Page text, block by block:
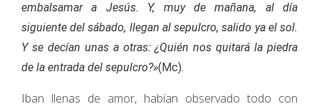
embalsamar a Jesús. Y, muy de mañana, al día
siguiente del sábado, llegan al sepulcro, salido ya el sol.
Y se decían unas a otras: ¿Quién nos quitará la piedra
de la entrada del sepulcro?»(Mc).
Iban llenas de amor, habían observado todo con